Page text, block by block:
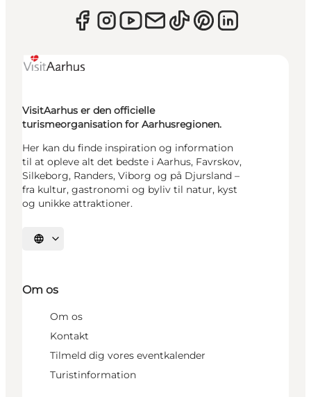
VisitAarhus er den officielle
turismeorganisation for Aarhusregionen.
Her kan du finde inspiration og information
til at opleve alt det bedste i Aarhus, Favrskov,
Silkeborg, Randers, Viborg og på Djursland –
fra kultur, gastronomi og byliv til natur, kyst
og unikke attraktioner.
Vælg sprog
Om os
Om os
Kontakt
Tilmeld dig vores eventkalender
Turistinformation